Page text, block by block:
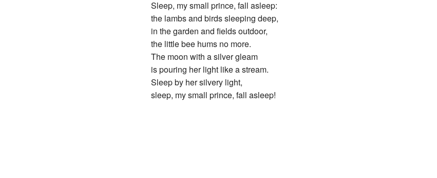
Sleep, my small prince, fall asleep:
the lambs and birds sleeping deep,
in the garden and fields outdoor,
the little bee hums no more.
The moon with a silver gleam
is pouring her light like a stream.
Sleep by her silvery light,
sleep, my small prince, fall asleep!